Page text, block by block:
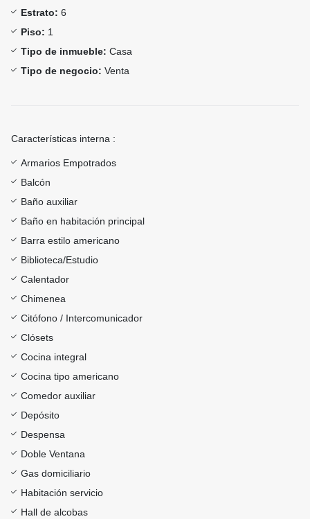
Estrato: 6
Piso: 1
Tipo de inmueble: Casa
Tipo de negocio: Venta
Características interna :
Armarios Empotrados
Balcón
Baño auxiliar
Baño en habitación principal
Barra estilo americano
Biblioteca/Estudio
Calentador
Chimenea
Citófono / Intercomunicador
Clósets
Cocina integral
Cocina tipo americano
Comedor auxiliar
Depósito
Despensa
Doble Ventana
Gas domiciliario
Habitación servicio
Hall de alcobas